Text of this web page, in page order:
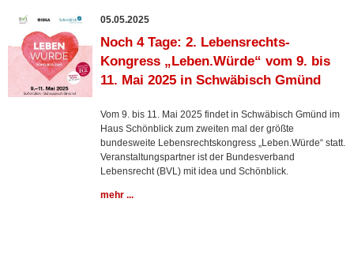
05.05.2025
Noch 4 Tage: 2. Lebensrechts-
Kongress „Leben.Würde“ vom 9. bis
11. Mai 2025 in Schwäbisch Gmünd
Vom 9. bis 11. Mai 2025 findet in Schwäbisch Gmünd im
Haus Schönblick zum zweiten mal der größte
bundesweite Lebensrechtskongress „Leben.Würde“ statt.
Veranstaltungspartner ist der Bundesverband
Lebensrecht (BVL) mit idea und Schönblick.
mehr ...